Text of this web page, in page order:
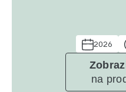
2026
na